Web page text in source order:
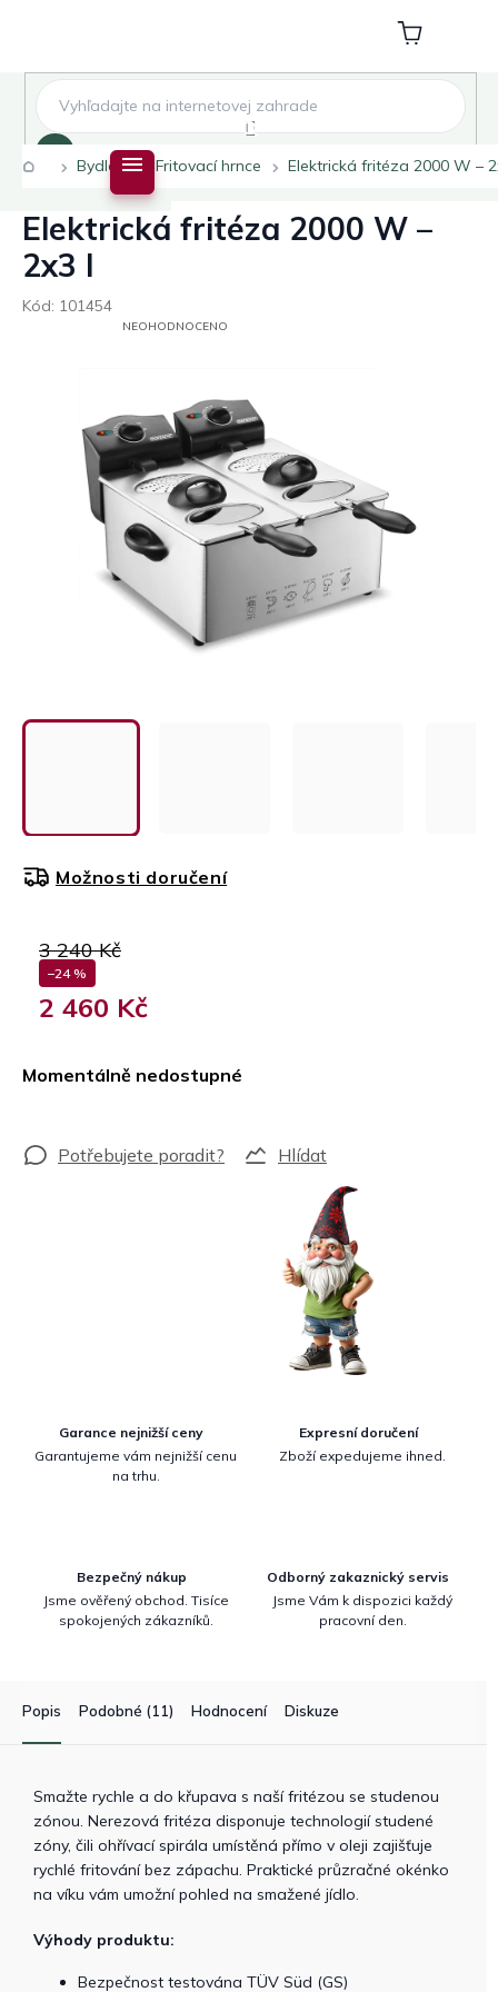
Nákupní
košík
DomůBydlení Fritovací hrnce Elektrická fritéza 2000 W –
Elektrická fritéza 2000 W –
2x3 l
Kód: 101454
PRŮMĚRNÉ
HVĚZDIČEK.
NEOHODNOCENO
3 240 Kč
–24 %
2 460 Kč
Momentálně nedostupné
Možnosti doručení
Hlídat
Garance nejnižší ceny
Garantujeme vám nejnižší cenu
na trhu.
Expresní doručení
Zboží expedujeme ihned.
Bezpečný nákup
Jsme ověřený obchod. Tisíce
spokojených zákazníků.
Odborný zakaznický servis
Jsme Vám k dispozici každý
pracovní den.
Popis Podobné (11) Hodnocení Diskuze
Smažte rychle a do křupava s naší fritézou se studenou
zónou. Nerezová fritéza disponuje technologií studené
zóny, čili ohřívací spirála umístěná přímo v oleji zajišťuje
rychlé fritování bez zápachu. Praktické průzračné okénko
na víku vám umožní pohled na smažené jídlo.
Výhody produktu:
Bezpečnost testována TÜV Süd (GS)